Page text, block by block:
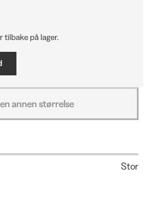
tilbake på lager.
annen størrelse
Stor